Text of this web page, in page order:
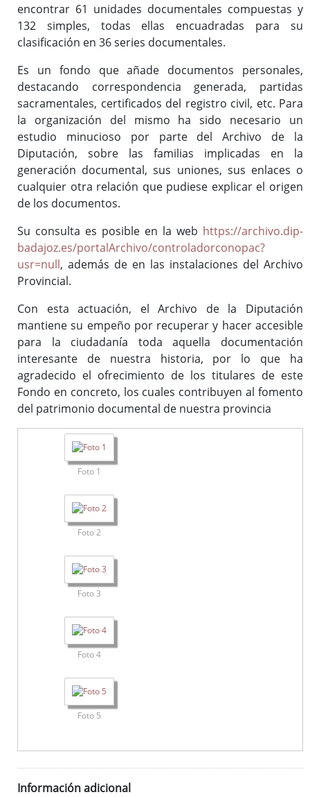
Cuadro de Clasificación
Gestión Documental
Publicaciones
Portal de Archivo
Biblioteca Auxiliar
Archivo digital
Boletín Oficial de la Provincia de Badajoz (desde 1835)
Histórico de diputados
Solicitud de información
encontrar 61 unidades documentales compuestas y
132 simples, todas ellas encuadradas para su
clasificación en 36 series documentales.
Es un fondo que añade documentos personales,
destacando correspondencia generada, partidas
sacramentales, certificados del registro civil, etc. Para
la organización del mismo ha sido necesario un
estudio minucioso por parte del Archivo de la
Diputación, sobre las familias implicadas en la
generación documental, sus uniones, sus enlaces o
cualquier otra relación que pudiese explicar el origen
de los documentos.
Su consulta es posible en la web https://archivo.dip-
badajoz.es/portalArchivo/controladorconopac?
usr=null, además de en las instalaciones del Archivo
Provincial.
Con esta actuación, el Archivo de la Diputación
mantiene su empeño por recuperar y hacer accesible
para la ciudadanía toda aquella documentación
interesante de nuestra historia, por lo que ha
agradecido el ofrecimiento de los titulares de este
Fondo en concreto, los cuales contribuyen al fomento
del patrimonio documental de nuestra provincia
Foto 1
Foto 2
Foto 3
Foto 4
Foto 5
Información adicional